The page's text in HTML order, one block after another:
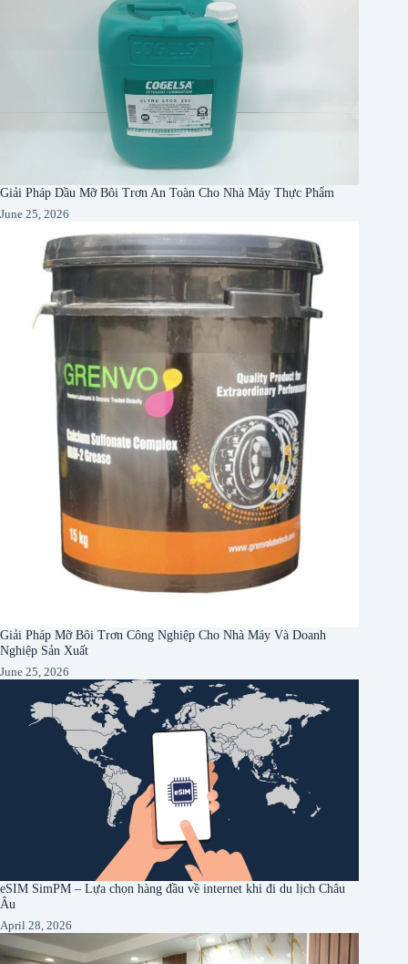
Giải Pháp Dầu Mỡ Bôi Trơn An Toàn Cho Nhà Máy Thực Phẩm
June 25, 2026
Giải Pháp Mỡ Bôi Trơn Công Nghiệp Cho Nhà Máy Và Doanh
Nghiệp Sản Xuất
June 25, 2026
eSIM SimPM – Lựa chọn hàng đầu về internet khi đi du lịch Châu
Âu
April 28, 2026